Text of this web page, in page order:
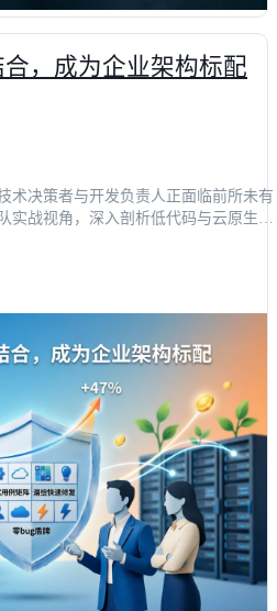
，成为企业架构标配
术决策者与开发负责人正面临前所未有
实战视角，深入剖析低代码与云原生融
。通过还原真实业务痛点与前后效能对
术选型人员精准避坑，快速构建高弹